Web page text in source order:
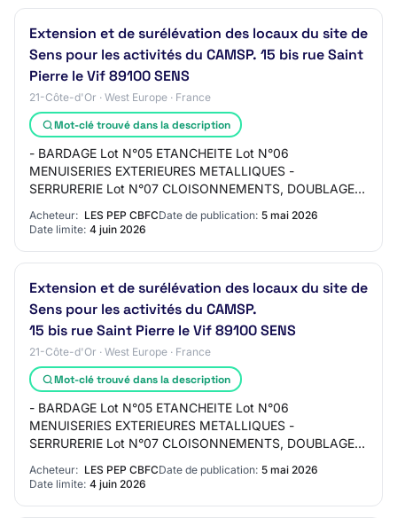
Extension et de surélévation des locaux du site de
Sens pour les activités du CAMSP. 15 bis rue Saint
Pierre le Vif 89100 SENS
21-Côte-d'Or · West Europe · France
Mot-clé trouvé dans la description
- BARDAGE Lot N°05 ETANCHEITE Lot N°06
MENUISERIES EXTERIEURES METALLIQUES -
SERRURERIE Lot N°07 CLOISONNEMENTS, DOUBLAGES,
N°09 MENUISERIES INTERIEURES…
Acheteur: LES PEP CBFCDate de publication: 5 mai 2026
Date limite: 4 juin 2026
Extension et de surélévation des locaux du site de
Sens pour les activités du CAMSP.
15 bis rue Saint Pierre le Vif 89100 SENS
21-Côte-d'Or · West Europe · France
Mot-clé trouvé dans la description
- BARDAGE Lot N°05 ETANCHEITE Lot N°06
MENUISERIES EXTERIEURES METALLIQUES -
SERRURERIE Lot N°07 CLOISONNEMENTS, DOUBLAGES,
N°09 MENUISERIES INTERIEURES…
Acheteur: LES PEP CBFCDate de publication: 5 mai 2026
Date limite: 4 juin 2026